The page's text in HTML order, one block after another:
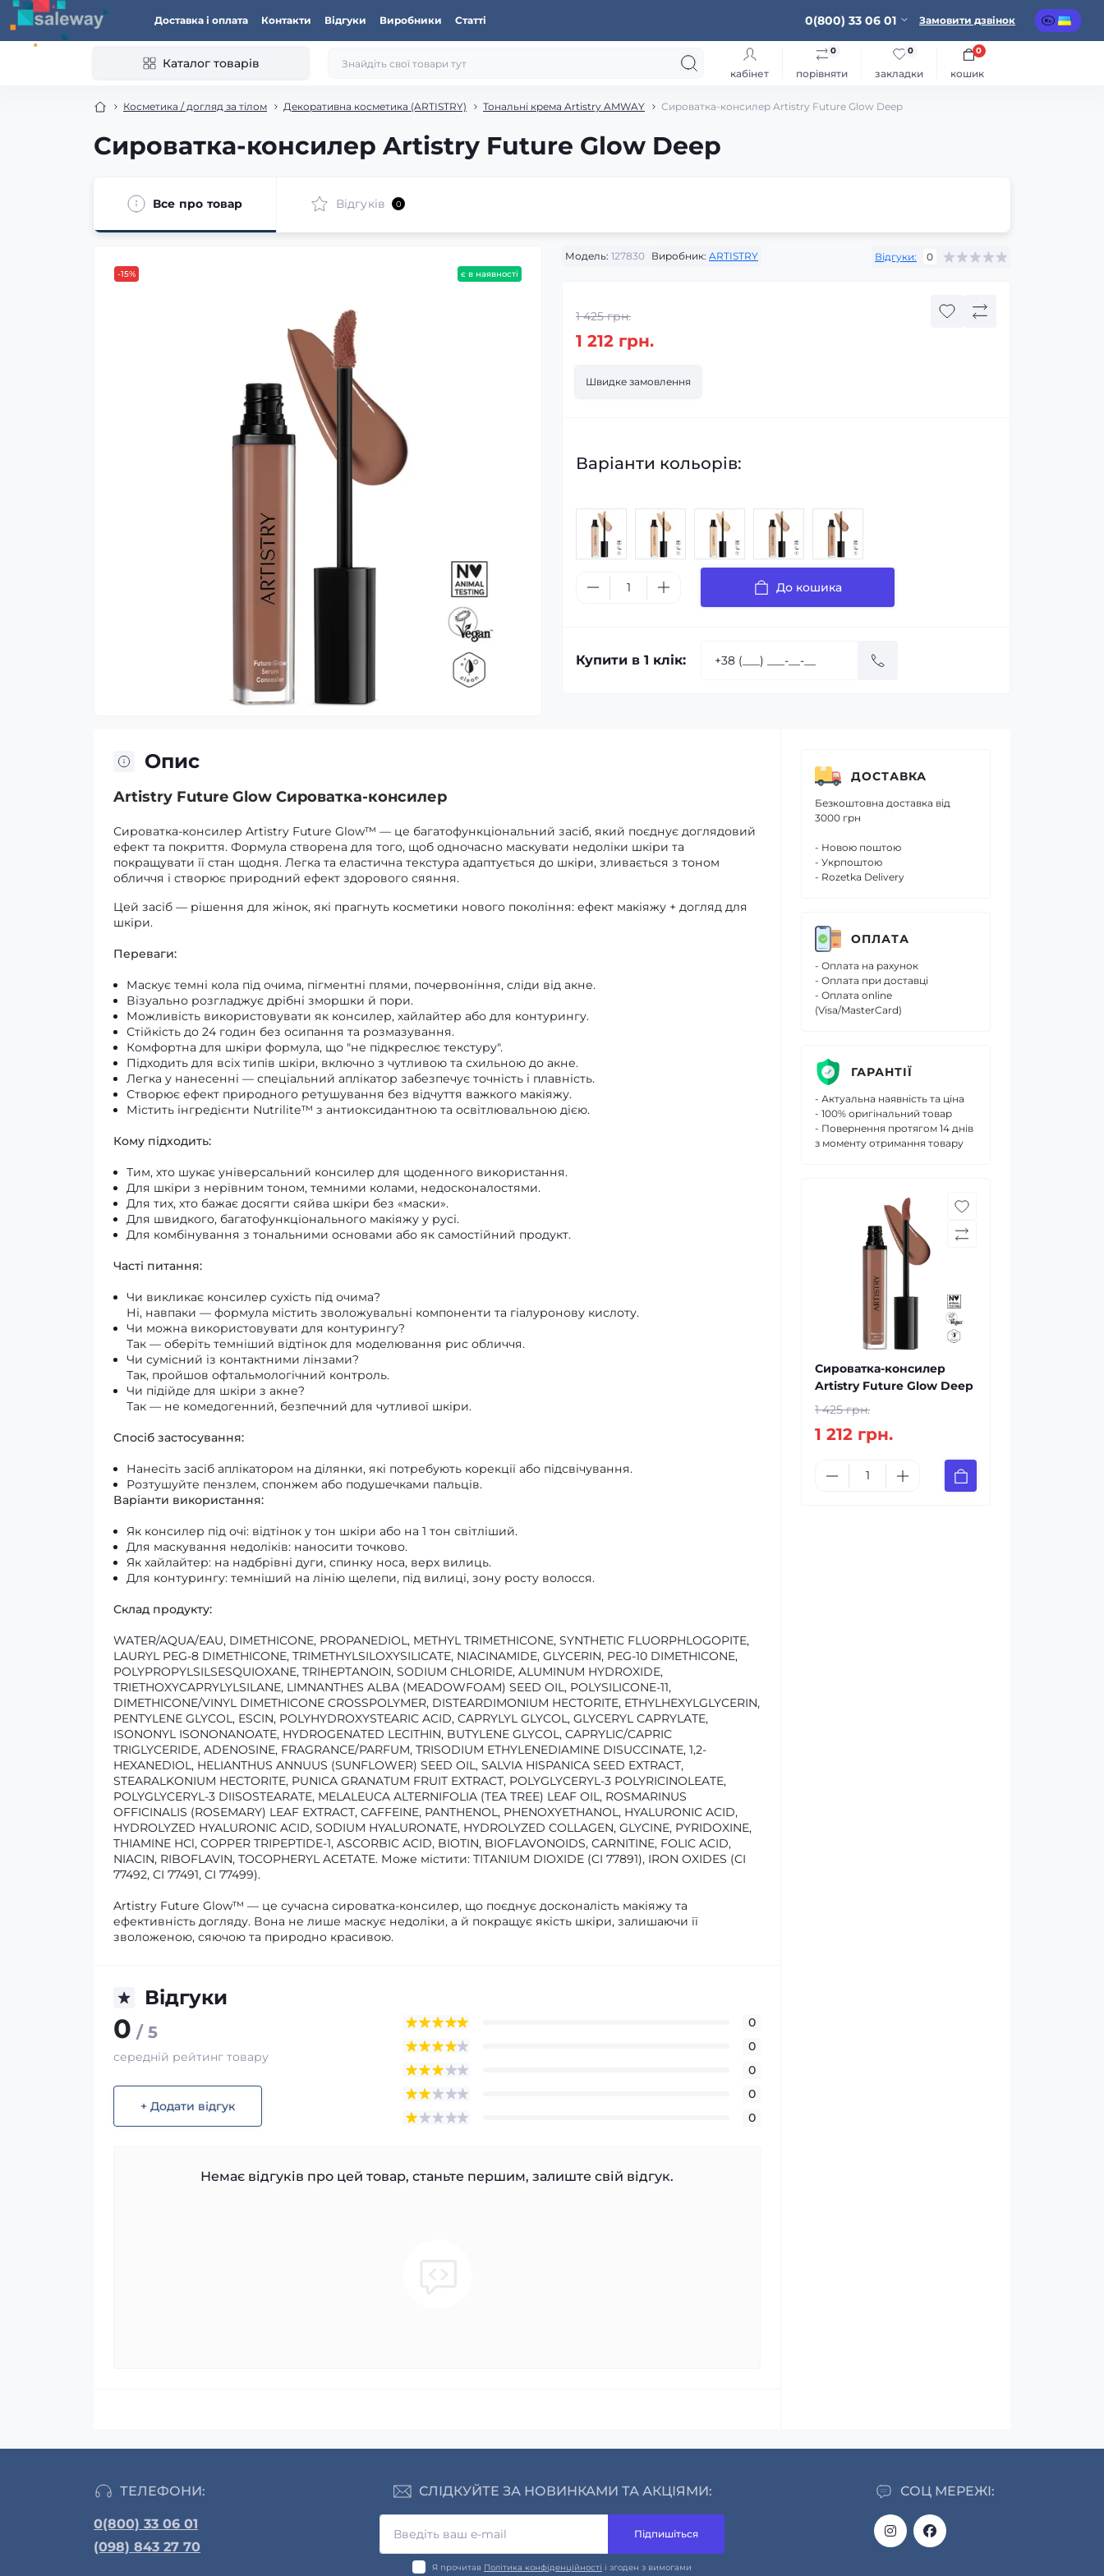
Доставка і оплата Контакти Відгуки Виробники Статті 0(800) 33 06 01 Замовити дзвінок
Каталог товарів
кабінет порівняти
0
закладки
0
кошик
0
Косметика / догляд за тілом Декоративна косметика (ARTISTRY) Тональні крема Artistry AMWAY Сироватка-консилер Artistry Future Glow Deep
Сироватка-консилер Artistry Future Glow Deep
Все про товар Відгуків 0
-15% є в наявності
Модель: 127830 Виробник: ARTISTRY Відгуки: 0
1 425 грн.
1 212 грн.
Швидке замовлення
Варіанти кольорів:
До кошика
Купити в 1 клік:
Опис
Artistry Future Glow Сироватка-консилер
Сироватка-консилер Artistry Future Glow™ — це багатофункціональний засіб, який поєднує доглядовий
ефект та покриття. Формула створена для того, щоб одночасно маскувати недоліки шкіри та
покращувати її стан щодня. Легка та еластична текстура адаптується до шкіри, зливається з тоном
обличчя і створює природний ефект здорового сяяння.
Цей засіб — рішення для жінок, які прагнуть косметики нового покоління: ефект макіяжу + догляд для
шкіри.
Переваги:
Маскує темні кола під очима, пігментні плями, почервоніння, сліди від акне.
Візуально розгладжує дрібні зморшки й пори.
Можливість використовувати як консилер, хайлайтер або для контурингу.
Стійкість до 24 годин без осипання та розмазування.
Комфортна для шкіри формула, що "не підкреслює текстуру".
Підходить для всіх типів шкіри, включно з чутливою та схильною до акне.
Легка у нанесенні — спеціальний аплікатор забезпечує точність і плавність.
Створює ефект природного ретушування без відчуття важкого макіяжу.
Містить інгредієнти Nutrilite™ з антиоксидантною та освітлювальною дією.
Кому підходить:
Тим, хто шукає універсальний консилер для щоденного використання.
Для шкіри з нерівним тоном, темними колами, недосконалостями.
Для тих, хто бажає досягти сяйва шкіри без «маски».
Для швидкого, багатофункціонального макіяжу у русі.
Для комбінування з тональними основами або як самостійний продукт.
Часті питання:
Чи викликає консилер сухість під очима?
Ні, навпаки — формула містить зволожувальні компоненти та гіалуронову кислоту.
Чи можна використовувати для контурингу?
Так — оберіть темніший відтінок для моделювання рис обличчя.
Чи сумісний із контактними лінзами?
Так, пройшов офтальмологічний контроль.
Чи підійде для шкіри з акне?
Так — не комедогенний, безпечний для чутливої шкіри.
Спосіб застосування:
Нанесіть засіб аплікатором на ділянки, які потребують корекції або підсвічування.
Розтушуйте пензлем, спонжем або подушечками пальців.
Варіанти використання:
Як консилер під очі: відтінок у тон шкіри або на 1 тон світліший.
Для маскування недоліків: наносити точково.
Як хайлайтер: на надбрівні дуги, спинку носа, верх вилиць.
Для контурингу: темніший на лінію щелепи, під вилиці, зону росту волосся.
Склад продукту:
WATER/AQUA/EAU, DIMETHICONE, PROPANEDIOL, METHYL TRIMETHICONE, SYNTHETIC FLUORPHLOGOPITE,
LAURYL PEG-8 DIMETHICONE, TRIMETHYLSILOXYSILICATE, NIACINAMIDE, GLYCERIN, PEG-10 DIMETHICONE,
POLYPROPYLSILSESQUIOXANE, TRIHEPTANOIN, SODIUM CHLORIDE, ALUMINUM HYDROXIDE,
TRIETHOXYCAPRYLYLSILANE, LIMNANTHES ALBA (MEADOWFOAM) SEED OIL, POLYSILICONE-11,
DIMETHICONE/VINYL DIMETHICONE CROSSPOLYMER, DISTEARDIMONIUM HECTORITE, ETHYLHEXYLGLYCERIN,
PENTYLENE GLYCOL, ESCIN, POLYHYDROXYSTEARIC ACID, CAPRYLYL GLYCOL, GLYCERYL CAPRYLATE,
ISONONYL ISONONANOATE, HYDROGENATED LECITHIN, BUTYLENE GLYCOL, CAPRYLIC/CAPRIC
TRIGLYCERIDE, ADENOSINE, FRAGRANCE/PARFUM, TRISODIUM ETHYLENEDIAMINE DISUCCINATE, 1,2-
HEXANEDIOL, HELIANTHUS ANNUUS (SUNFLOWER) SEED OIL, SALVIA HISPANICA SEED EXTRACT,
STEARALKONIUM HECTORITE, PUNICA GRANATUM FRUIT EXTRACT, POLYGLYCERYL-3 POLYRICINOLEATE,
POLYGLYCERYL-3 DIISOSTEARATE, MELALEUCA ALTERNIFOLIA (TEA TREE) LEAF OIL, ROSMARINUS
OFFICINALIS (ROSEMARY) LEAF EXTRACT, CAFFEINE, PANTHENOL, PHENOXYETHANOL, HYALURONIC ACID,
HYDROLYZED HYALURONIC ACID, SODIUM HYALURONATE, HYDROLYZED COLLAGEN, GLYCINE, PYRIDOXINE,
THIAMINE HCl, COPPER TRIPEPTIDE-1, ASCORBIC ACID, BIOTIN, BIOFLAVONOIDS, CARNITINE, FOLIC ACID,
NIACIN, RIBOFLAVIN, TOCOPHERYL ACETATE. Може містити: TITANIUM DIOXIDE (CI 77891), IRON OXIDES (CI
77492, CI 77491, CI 77499).
Artistry Future Glow™ — це сучасна сироватка-консилер, що поєднує досконалість макіяжу та
ефективність догляду. Вона не лише маскує недоліки, а й покращує якість шкіри, залишаючи її
зволоженою, сяючою та природно красивою.
Відгуки
0 / 5
середній рейтинг товару
+ Додати відгук
0
0
0
0
0
Немає відгуків про цей товар, станьте першим, залиште свій відгук.
ДОСТАВКА
Безкоштовна доставка від
3000 грн
- Новою поштою
- Укрпоштою
- Rozetka Delivery
ОПЛАТА
- Оплата на рахунок
- Оплата при доставці
- Оплата online
(Visa/MasterCard)
ГАРАНТІЇ
- Актуальна наявність та ціна
- 100% оригінальний товар
- Повернення протягом 14 днів
з моменту отримання товару
Сироватка-консилер
Artistry Future Glow Deep
1 425 грн.
1 212 грн.
ТЕЛЕФОНИ:
0(800) 33 06 01
(098) 843 27 70
СОЦ МЕРЕЖІ:
СЛІДКУЙТЕ ЗА НОВИНКАМИ ТА АКЦІЯМИ:
Підпишіться
Я прочитав Політика конфіденційності і згоден з вимогами